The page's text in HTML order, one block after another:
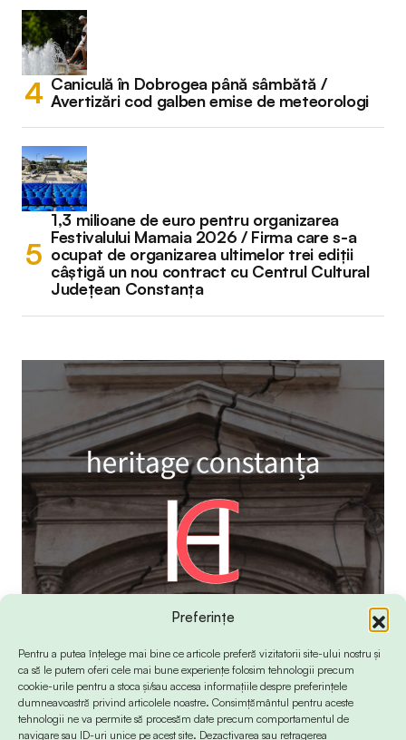
Preferințe
Pentru a putea înțelege mai bine ce articole preferă vizitatorii site-ului nostru și
ca să le putem oferi cele mai bune experiențe folosim tehnologii precum
cookie-urile pentru a stoca și/sau accesa informațiile despre preferințele
dumneavoastră privind articolele noastre. Consimțământul pentru aceste
tehnologii ne va permite să procesăm date precum comportamentul de
navigare sau ID-uri unice pe acest site. Dezactivarea sau retragerea
Caniculă în Dobrogea până sâmbătă /
Avertizări cod galben emise de meteorologi
1,3 milioane de euro pentru organizarea
Festivalului Mamaia 2026 / Firma care s-a
ocupat de organizarea ultimelor trei ediții
câștigă un nou contract cu Centrul Cultural
Județean Constanța